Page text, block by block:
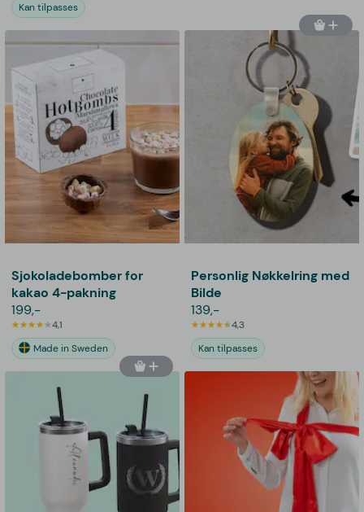
Kan tilpasses
Sjokoladebomber for
kakao 4-pakning
199,-
4,1
Made in Sweden
Personlig Nøkkelring med
Bilde
139,-
4,3
Kan tilpasses